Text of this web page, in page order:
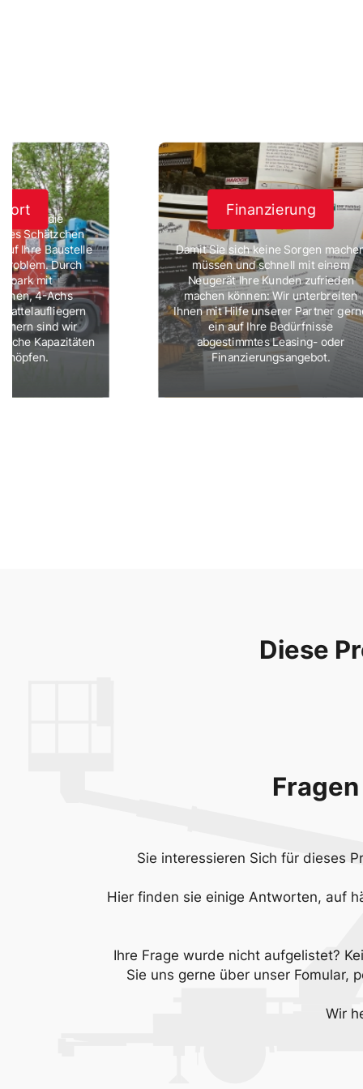
nicht die
Schätzchen
Ihre Baustelle
Durch
mit
4-Achs
Sattelaufliegern
sind wir
Kapazitäten
Finanzierung
Damit Sie sich keine Sorgen
müssen und schnell mit einem
Neugerät Ihre Kunden zufrieden
machen können: Wir unterbreiten
Ihnen mit Hilfe unserer Partner
ein auf Ihre Bedürfnisse
abgestimmtes Leasing- oder
Finanzierungsangebot.
Diese
Sie interessieren Sich für dieses
Hier finden sie einige Antworten, auf
Ihre Frage wurde nicht aufgelistet?
Sie uns gerne über unser Fomular,
Wir